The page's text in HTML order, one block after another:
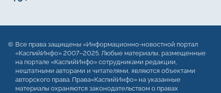
Все права защищены «Информационно-новостной портал
«КаспийИнфо» 2007–2025. Любые материалы, размещенные
на портале «КаспийИнфо» сотрудниками редакции,
нештатными авторами и читателями, являются объектами
авторского права. Права«КаспийИнфо» на указанные
материалы охраняются законодательством о правах